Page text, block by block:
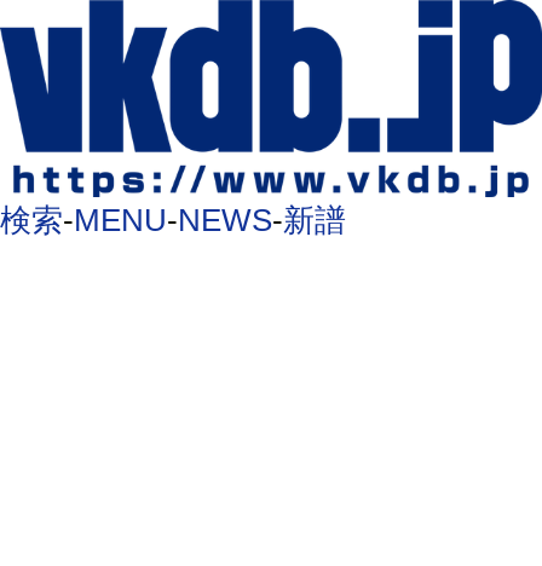
検索-MENU-NEWS-新譜